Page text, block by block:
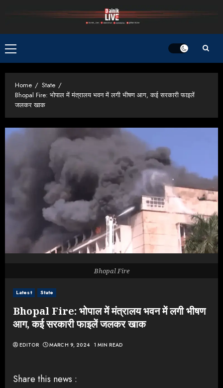
Primary
Menu
Home
State
Bhopal Fire: भोपाल में मंत्रालय भवन में लगी भीषण आग, कई सरकारी फाइलें
जलकर खाक
Latest State
Bhopal Fire: भोपाल में मंत्रालय भवन में लगी भीषण
आग, कई सरकारी फाइलें जलकर खाक
EDITOR MARCH 9, 2024 1 MIN READ
Bhopal Fire
Share this news :